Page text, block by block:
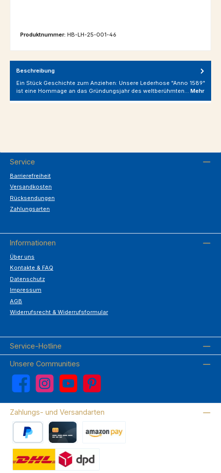
Produktnummer: HB-LH-25-001-46
Beschreibung
Ein Stück Geschichte zum Anziehen: Unsere Lederhose "Anno 1589"
ist eine Hommage an das Gründungsjahr des weltberühmten… Mehr
Service
Barrierefreiheit
Versandkosten
Rücksendungen
Zahlungsarten
Informationen
Über uns
Kontakte & FAQ
Datenschutz
Impressum
AGB
Widerrufsrecht & Widerrufsformular
Service-Hotline
Unsere Communities
Facebook Instagram YouTube Pinterest
Zahlungs- und Versandarten